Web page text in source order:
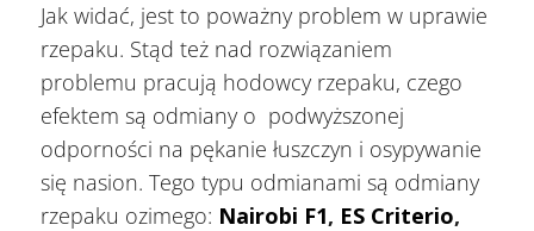
Jak widać, jest to poważny problem w uprawie
rzepaku. Stąd też nad rozwiązaniem
problemu pracują hodowcy rzepaku, czego
efektem są odmiany o podwyższonej
odporności na pękanie łuszczyn i osypywanie
się nasion. Tego typu odmianami są odmiany
rzepaku ozimego: Nairobi F1, ES Criterio,